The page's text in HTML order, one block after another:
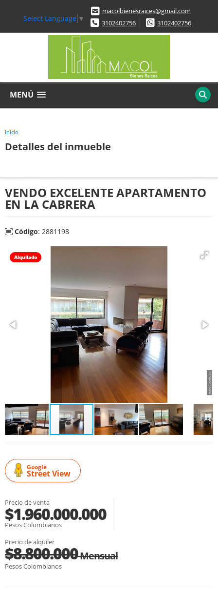
Select Language ▼
macolbienesraices@gmail.com
3102402756
3102402756
MENÚ
Inicio
Detalles del inmueble
VENDO EXCELENTE APARTAMENTO
EN LA CABRERA
Código: 2881198
Alquilado
Google
Street View
Precio de venta
$1.960.000.000
Pesos Colombianos
Precio de alquiler
$8.800.000Mensual
Pesos Colombianos